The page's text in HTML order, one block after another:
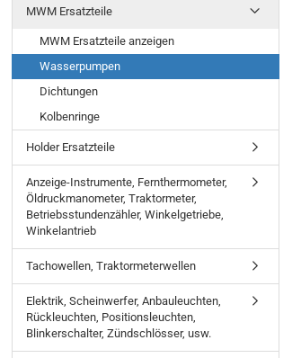
MWM Ersatzteile
MWM Ersatzteile anzeigen
Wasserpumpen
Dichtungen
Kolbenringe
Holder Ersatzteile
Anzeige-Instrumente, Fernthermometer,
Öldruckmanometer, Traktormeter,
Betriebsstundenzähler, Winkelgetriebe,
Winkelantrieb
Tachowellen, Traktormeterwellen
Elektrik, Scheinwerfer, Anbauleuchten,
Rückleuchten, Positionsleuchten,
Blinkerschalter, Zündschlösser, usw.